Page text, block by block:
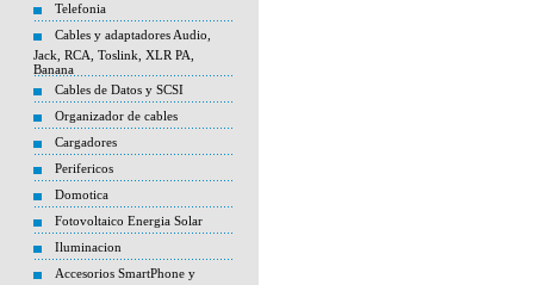
Telefonia
Cables y adaptadores Audio,
Jack, RCA, Toslink, XLR PA,
Banana
Cables de Datos y SCSI
Organizador de cables
Cargadores
Perifericos
Domotica
Fotovoltaico Energia Solar
Iluminacion
Accesorios SmartPhone y